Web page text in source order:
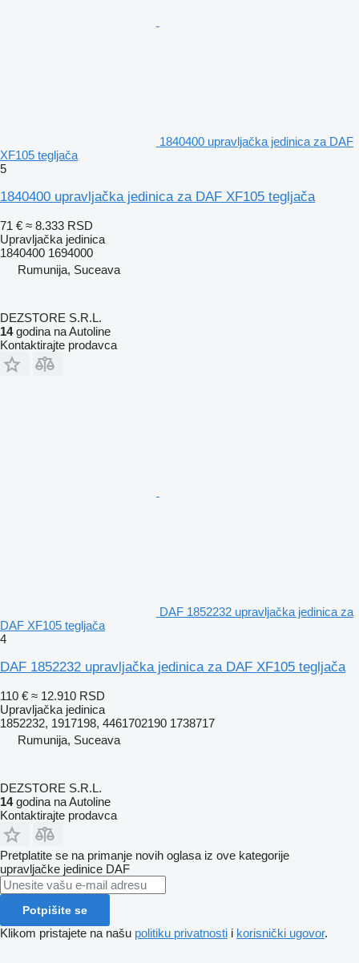
1840400 upravljačka jedinica za DAF
XF105 tegljača
5
1840400 upravljačka jedinica za DAF XF105 tegljača
71 € ≈ 8.333 RSD
Upravljačka jedinica
1840400 1694000
Rumunija, Suceava
DEZSTORE S.R.L.
14godina na Autoline
Kontaktirajte prodavca
DAF 1852232 upravljačka jedinica za
DAF XF105 tegljača
4
DAF 1852232 upravljačka jedinica za DAF XF105 tegljača
110 € ≈ 12.910 RSD
Upravljačka jedinica
1852232, 1917198, 4461702190 1738717
Rumunija, Suceava
DEZSTORE S.R.L.
14godina na Autoline
Kontaktirajte prodavca
Pretplatite se na primanje novih oglasa iz ove kategorije
upravljačke jedinice DAF
Potpišite se
Klikom pristajete na našu politiku privatnosti i korisnički ugovor.